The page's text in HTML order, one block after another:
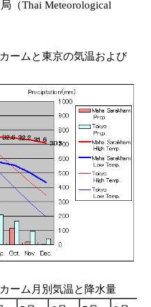
（Thai Meteorological
ームと東京の気温および
ーム月別気温と降水量